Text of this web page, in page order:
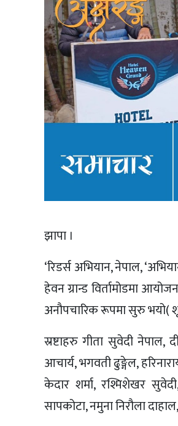
झापा ।
‘रिडर्स अभियान, नेपाल,
हेवन ग्रान्ड विर्तामोडमा
अनौपचारिक रूपमा सुरु भयो(
स्रष्टाहरु गीता सुवेदी नेपाल,
आचार्य, भगवती ढुङ्गेल,
केदार शर्मा, रश्मिशेखर
सापकोटा, नमुना निरौला